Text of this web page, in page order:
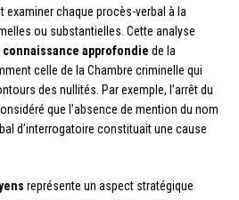
examiner chaque procès-verbal à la
ou substantielles. Cette analyse
connaissance approfondie de la
celle de la Chambre criminelle qui
des nullités. Par exemple, l’arrêt du
que l’absence de mention du nom
d’interrogatoire constituait une cause
représente un aspect stratégique